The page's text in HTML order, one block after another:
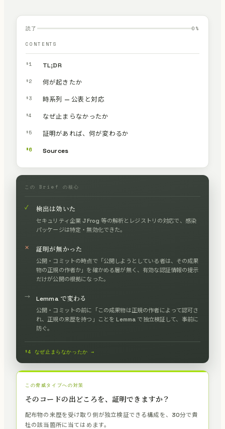
読了 0 %
CONTENTS
§1 TL;DR
§2 何が起きたか
§3 時系列 — 公表と対応
§4 なぜ止まらなかったか
§5 証明があれば、何が変わるか
§6 Sources
この Brief の核心
✓ 検出は効いた
セキュリティ企業 JFrog 等の解析とレジストリの対応で、感染
パッケージは特定・無効化できた。
✕ 証明が無かった
公開・コミットの時点で「公開しようとしている者は、その成果
物の正規の作者か」を確かめる層が無く、有効な認証情報の提示
だけが公開の根拠になった。
→ Lemma で変わる
公開・コミットの前に「この成果物は正規の作者によって認可さ
れ、正規の来歴を持つ」ことを Lemma で独立検証して、事前に
防ぐ。
§4 なぜ止まらなかったか →
この脅威タイプへの対策
そのコードの出どころを、証明できますか？
配布物の来歴を受け取り側が独立検証できる構成を、30分で貴
社の該当箇所に当てはめます。